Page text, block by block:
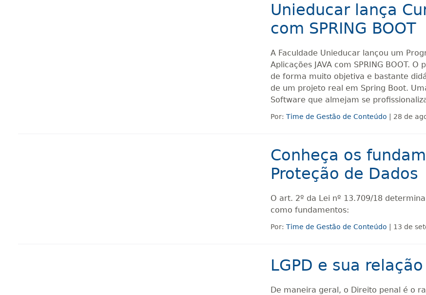
Unieducar lança
com SPRING BOOT
A Faculdade Unieducar lançou um
Aplicações JAVA com SPRING BOOT.
de forma muito objetiva e bastante
de um projeto real em Spring Boot.
Software que almejam se
Por: Time de Gestão de Conteúdo | 28 de
Conheça os
Proteção de Dados
O art. 2º da Lei nº 13.709/18
como fundamentos:
Por: Time de Gestão de Conteúdo | 13 de
LGPD e sua
De maneira geral, o Direito penal é o